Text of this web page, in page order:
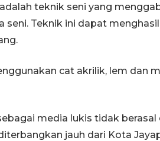
teknik seni yang
Teknik ini dapat
cat akrilik, lem dan
media lukis tidak berasal
jauh dari Kota